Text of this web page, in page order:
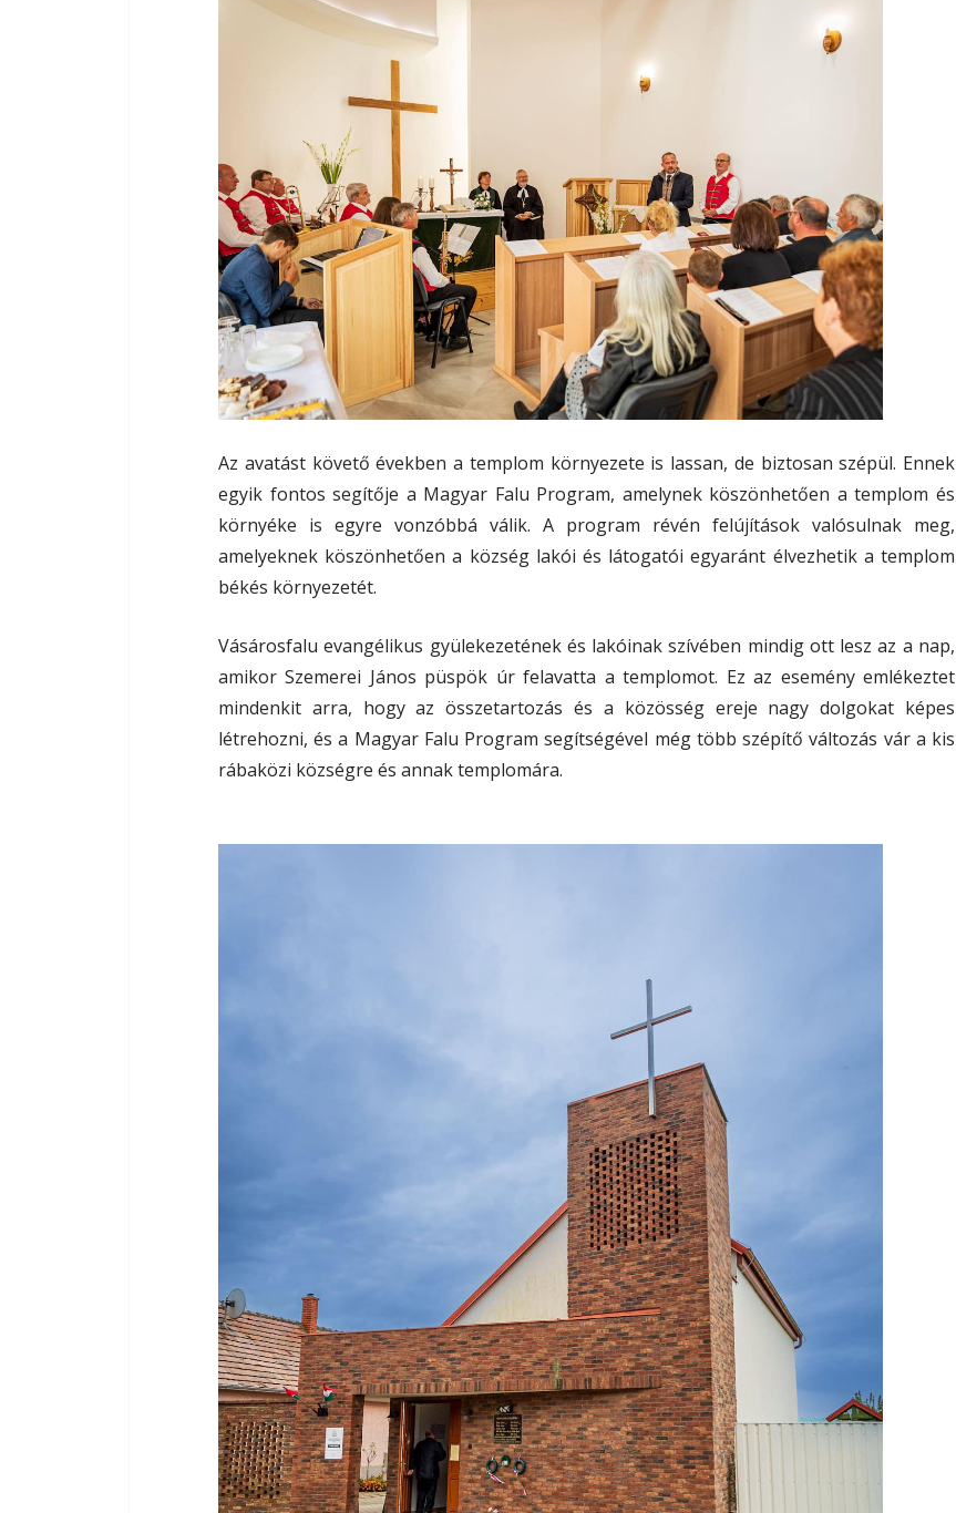
Az avatást követő években a templom környezete is lassan, de biztosan szépül. Ennek
egyik fontos segítője a Magyar Falu Program, amelynek köszönhetően a templom és
környéke is egyre vonzóbbá válik. A program révén felújítások valósulnak meg,
amelyeknek köszönhetően a község lakói és látogatói egyaránt élvezhetik a templom
békés környezetét.
Vásárosfalu evangélikus gyülekezetének és lakóinak szívében mindig ott lesz az a nap,
amikor Szemerei János püspök úr felavatta a templomot. Ez az esemény emlékeztet
mindenkit arra, hogy az összetartozás és a közösség ereje nagy dolgokat képes
létrehozni, és a Magyar Falu Program segítségével még több szépítő változás vár a kis
rábaközi községre és annak templomára.